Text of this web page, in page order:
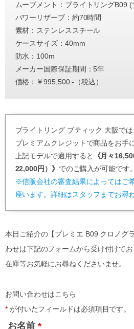
ムーブメント：ブライトリングB09
パワーリザーブ：約70時間
素材：ステンレススチール
ケースサイズ：40mm
防水：100m
メーカー国際保証期間：5年
価格：￥995,500.-（税込）
ブライトリング ブティック 大阪で
プレミアムクレジットで商品をお手
上記モデルで適用すると
《月々
22,000円）》 でのご購入が可能です。
※信販会社の審査結果によってはご
座います。詳細はスタッフまでお尋
本日ご紹介の【プレミエ B09 クロノグ
わせは下記のフォームから受け付けてお
在庫等お気軽にお尋ねくださいませ。
お問い合わせはこちら
*が付いたフィールドは必須項目です。
お名前 *